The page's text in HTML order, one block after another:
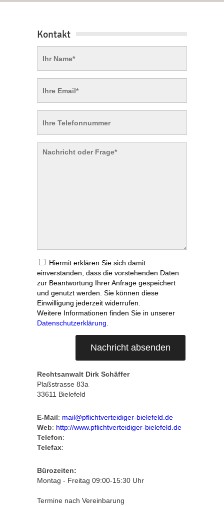
Kontakt
Hiermit erklären Sie sich damit
einverstanden, dass die vorstehenden Daten
zur Beantwortung Ihrer Anfrage gespeichert
und genutzt werden. Sie können diese
Einwilligung jederzeit widerrufen.
Weitere Informationen finden Sie in unserer
Datenschutzerklärung
Rechtsanwalt Dirk Schäffer
Plaßstrasse 83a
33611 Bielefeld
E-Mail: mail@pflichtverteidiger-bielefeld.de
Web: http://www.pflichtverteidiger-bielefeld.de
Telefon:
Telefax:
Bürozeiten:
Montag - Freitag 09:00-15:30 Uhr
Termine nach Vereinbarung